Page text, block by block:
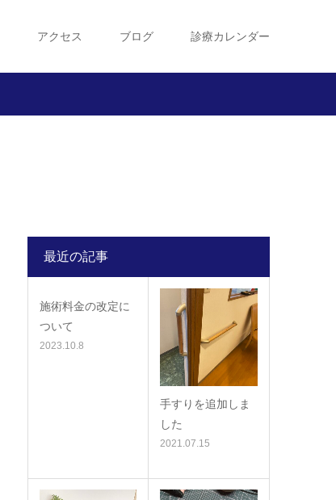
アクセス ブログ 診療カレンダー
最近の記事
施術料金の改定に
ついて
2023.10.8
手すりを追加しま
した
2021.07.15